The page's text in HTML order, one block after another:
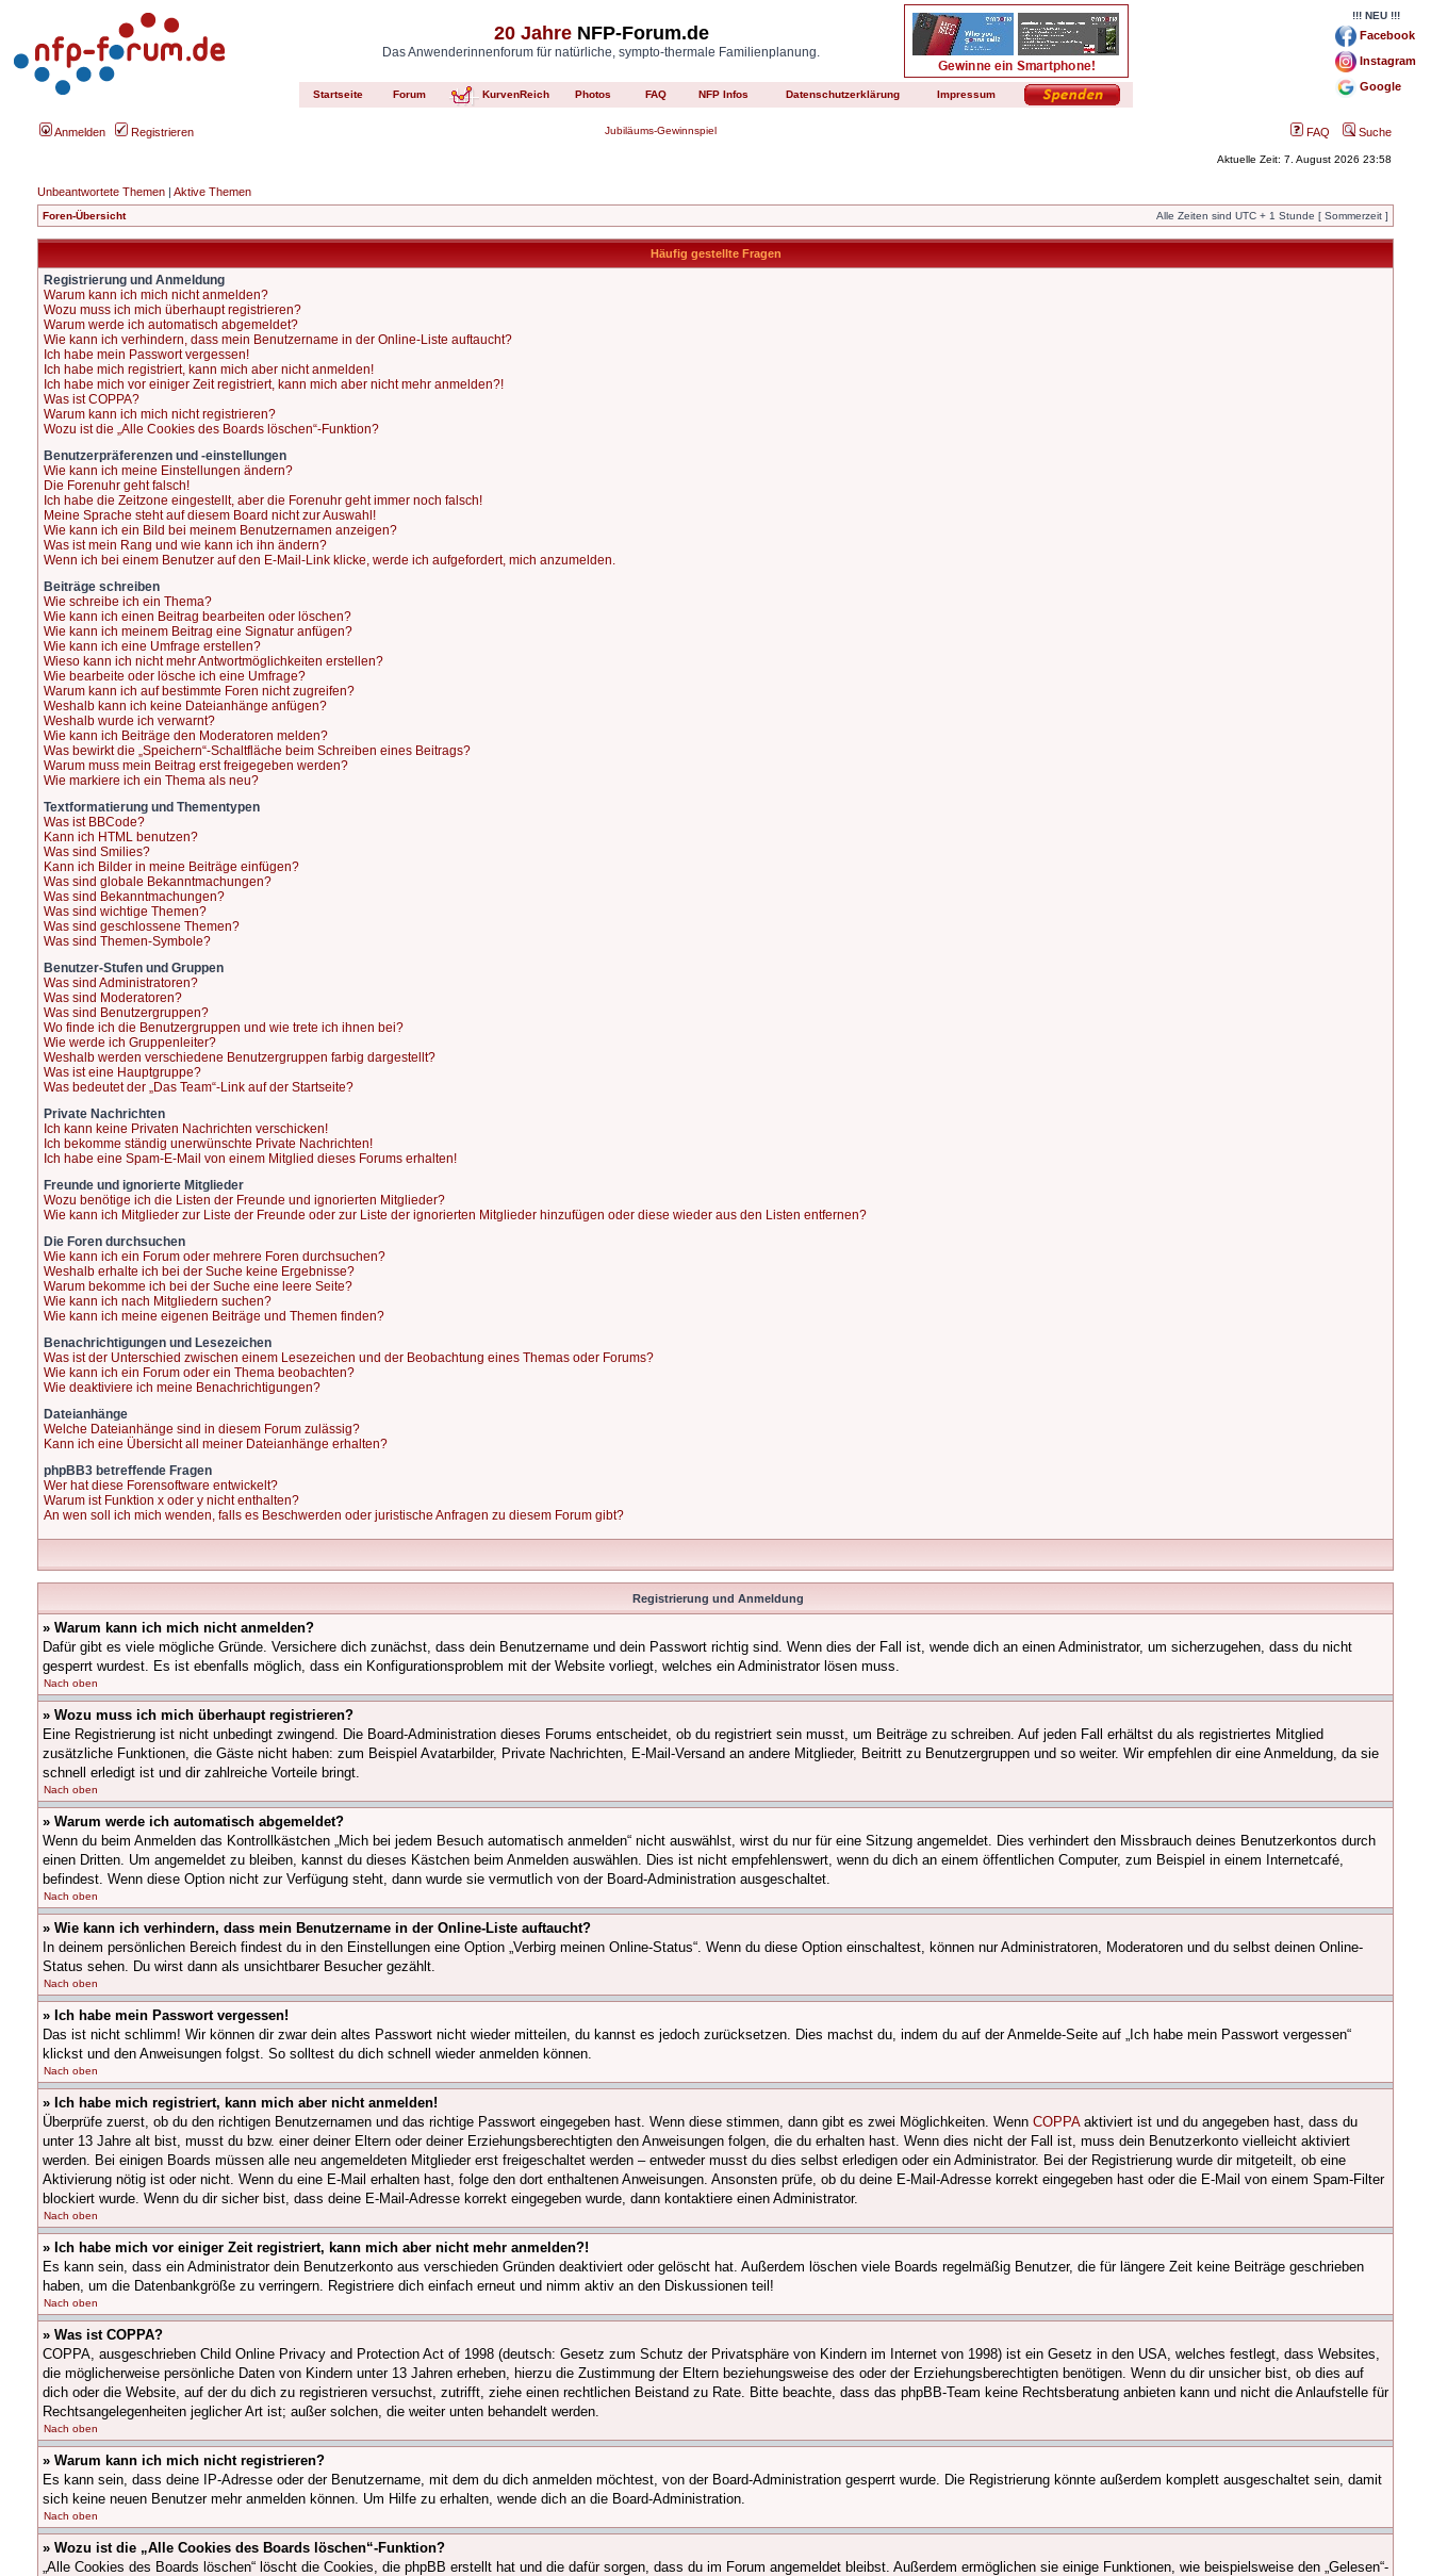
20 JahreNFP-Forum.de
Das Anwenderinnenforum für natürliche, sympto-thermale Familienplanung.
Startseite Forum KurvenReich Photos FAQ NFP Infos Datenschutzerklärung Impressum
!!! NEU !!!
Facebook
Instagram
Google
Anmelden Registrieren Jubiläums-Gewinnspiel FAQ Suche
Aktuelle Zeit: 7. August 2026 23:58
Unbeantwortete Themen | Aktive Themen
Foren-Übersicht Alle Zeiten sind UTC + 1 Stunde [ Sommerzeit ]
Häufig gestellte Fragen
Registrierung und Anmeldung
Warum kann ich mich nicht anmelden?
Wozu muss ich mich überhaupt registrieren?
Warum werde ich automatisch abgemeldet?
Wie kann ich verhindern, dass mein Benutzername in der Online-Liste auftaucht?
Ich habe mein Passwort vergessen!
Ich habe mich registriert, kann mich aber nicht anmelden!
Ich habe mich vor einiger Zeit registriert, kann mich aber nicht mehr anmelden?!
Was ist COPPA?
Warum kann ich mich nicht registrieren?
Wozu ist die „Alle Cookies des Boards löschen“-Funktion?
Benutzerpräferenzen und -einstellungen
Wie kann ich meine Einstellungen ändern?
Die Forenuhr geht falsch!
Ich habe die Zeitzone eingestellt, aber die Forenuhr geht immer noch falsch!
Meine Sprache steht auf diesem Board nicht zur Auswahl!
Wie kann ich ein Bild bei meinem Benutzernamen anzeigen?
Was ist mein Rang und wie kann ich ihn ändern?
Wenn ich bei einem Benutzer auf den E-Mail-Link klicke, werde ich aufgefordert, mich anzumelden.
Beiträge schreiben
Wie schreibe ich ein Thema?
Wie kann ich einen Beitrag bearbeiten oder löschen?
Wie kann ich meinem Beitrag eine Signatur anfügen?
Wie kann ich eine Umfrage erstellen?
Wieso kann ich nicht mehr Antwortmöglichkeiten erstellen?
Wie bearbeite oder lösche ich eine Umfrage?
Warum kann ich auf bestimmte Foren nicht zugreifen?
Weshalb kann ich keine Dateianhänge anfügen?
Weshalb wurde ich verwarnt?
Wie kann ich Beiträge den Moderatoren melden?
Was bewirkt die „Speichern“-Schaltfläche beim Schreiben eines Beitrags?
Warum muss mein Beitrag erst freigegeben werden?
Wie markiere ich ein Thema als neu?
Textformatierung und Thementypen
Was ist BBCode?
Kann ich HTML benutzen?
Was sind Smilies?
Kann ich Bilder in meine Beiträge einfügen?
Was sind globale Bekanntmachungen?
Was sind Bekanntmachungen?
Was sind wichtige Themen?
Was sind geschlossene Themen?
Was sind Themen-Symbole?
Benutzer-Stufen und Gruppen
Was sind Administratoren?
Was sind Moderatoren?
Was sind Benutzergruppen?
Wo finde ich die Benutzergruppen und wie trete ich ihnen bei?
Wie werde ich Gruppenleiter?
Weshalb werden verschiedene Benutzergruppen farbig dargestellt?
Was ist eine Hauptgruppe?
Was bedeutet der „Das Team“-Link auf der Startseite?
Private Nachrichten
Ich kann keine Privaten Nachrichten verschicken!
Ich bekomme ständig unerwünschte Private Nachrichten!
Ich habe eine Spam-E-Mail von einem Mitglied dieses Forums erhalten!
Freunde und ignorierte Mitglieder
Wozu benötige ich die Listen der Freunde und ignorierten Mitglieder?
Wie kann ich Mitglieder zur Liste der Freunde oder zur Liste der ignorierten Mitglieder hinzufügen oder diese wieder aus den Listen entfernen?
Die Foren durchsuchen
Wie kann ich ein Forum oder mehrere Foren durchsuchen?
Weshalb erhalte ich bei der Suche keine Ergebnisse?
Warum bekomme ich bei der Suche eine leere Seite?
Wie kann ich nach Mitgliedern suchen?
Wie kann ich meine eigenen Beiträge und Themen finden?
Benachrichtigungen und Lesezeichen
Was ist der Unterschied zwischen einem Lesezeichen und der Beobachtung eines Themas oder Forums?
Wie kann ich ein Forum oder ein Thema beobachten?
Wie deaktiviere ich meine Benachrichtigungen?
Dateianhänge
Welche Dateianhänge sind in diesem Forum zulässig?
Kann ich eine Übersicht all meiner Dateianhänge erhalten?
phpBB3 betreffende Fragen
Wer hat diese Forensoftware entwickelt?
Warum ist Funktion x oder y nicht enthalten?
An wen soll ich mich wenden, falls es Beschwerden oder juristische Anfragen zu diesem Forum gibt?
Registrierung und Anmeldung
» Warum kann ich mich nicht anmelden?
Dafür gibt es viele mögliche Gründe. Versichere dich zunächst, dass dein Benutzername und dein Passwort richtig sind. Wenn dies der Fall ist, wende dich an einen Administrator, um sicherzugehen, dass du nicht
gesperrt wurdest. Es ist ebenfalls möglich, dass ein Konfigurationsproblem mit der Website vorliegt, welches ein Administrator lösen muss.
Nach oben
» Wozu muss ich mich überhaupt registrieren?
Eine Registrierung ist nicht unbedingt zwingend. Die Board-Administration dieses Forums entscheidet, ob du registriert sein musst, um Beiträge zu schreiben. Auf jeden Fall erhältst du als registriertes Mitglied
zusätzliche Funktionen, die Gäste nicht haben: zum Beispiel Avatarbilder, Private Nachrichten, E-Mail-Versand an andere Mitglieder, Beitritt zu Benutzergruppen und so weiter. Wir empfehlen dir eine Anmeldung, da sie
schnell erledigt ist und dir zahlreiche Vorteile bringt.
Nach oben
» Warum werde ich automatisch abgemeldet?
Wenn du beim Anmelden das Kontrollkästchen „Mich bei jedem Besuch automatisch anmelden“ nicht auswählst, wirst du nur für eine Sitzung angemeldet. Dies verhindert den Missbrauch deines Benutzerkontos durch
einen Dritten. Um angemeldet zu bleiben, kannst du dieses Kästchen beim Anmelden auswählen. Dies ist nicht empfehlenswert, wenn du dich an einem öffentlichen Computer, zum Beispiel in einem Internetcafé,
befindest. Wenn diese Option nicht zur Verfügung steht, dann wurde sie vermutlich von der Board-Administration ausgeschaltet.
Nach oben
» Wie kann ich verhindern, dass mein Benutzername in der Online-Liste auftaucht?
In deinem persönlichen Bereich findest du in den Einstellungen eine Option „Verbirg meinen Online-Status“. Wenn du diese Option einschaltest, können nur Administratoren, Moderatoren und du selbst deinen Online-
Status sehen. Du wirst dann als unsichtbarer Besucher gezählt.
Nach oben
» Ich habe mein Passwort vergessen!
Das ist nicht schlimm! Wir können dir zwar dein altes Passwort nicht wieder mitteilen, du kannst es jedoch zurücksetzen. Dies machst du, indem du auf der Anmelde-Seite auf „Ich habe mein Passwort vergessen“
klickst und den Anweisungen folgst. So solltest du dich schnell wieder anmelden können.
Nach oben
» Ich habe mich registriert, kann mich aber nicht anmelden!
Überprüfe zuerst, ob du den richtigen Benutzernamen und das richtige Passwort eingegeben hast. Wenn diese stimmen, dann gibt es zwei Möglichkeiten. Wenn COPPAaktiviert ist und du angegeben hast, dass du
unter 13 Jahre alt bist, musst du bzw. einer deiner Eltern oder deiner Erziehungsberechtigten den Anweisungen folgen, die du erhalten hast. Wenn dies nicht der Fall ist, muss dein Benutzerkonto vielleicht aktiviert
werden. Bei einigen Boards müssen alle neu angemeldeten Mitglieder erst freigeschaltet werden – entweder musst du dies selbst erledigen oder ein Administrator. Bei der Registrierung wurde dir mitgeteilt, ob eine
Aktivierung nötig ist oder nicht. Wenn du eine E-Mail erhalten hast, folge den dort enthaltenen Anweisungen. Ansonsten prüfe, ob du deine E-Mail-Adresse korrekt eingegeben hast oder die E-Mail von einem Spam-Filter
blockiert wurde. Wenn du dir sicher bist, dass deine E-Mail-Adresse korrekt eingegeben wurde, dann kontaktiere einen Administrator.
Nach oben
» Ich habe mich vor einiger Zeit registriert, kann mich aber nicht mehr anmelden?!
Es kann sein, dass ein Administrator dein Benutzerkonto aus verschieden Gründen deaktiviert oder gelöscht hat. Außerdem löschen viele Boards regelmäßig Benutzer, die für längere Zeit keine Beiträge geschrieben
haben, um die Datenbankgröße zu verringern. Registriere dich einfach erneut und nimm aktiv an den Diskussionen teil!
Nach oben
» Was ist COPPA?
COPPA, ausgeschrieben Child Online Privacy and Protection Act of 1998 (deutsch: Gesetz zum Schutz der Privatsphäre von Kindern im Internet von 1998) ist ein Gesetz in den USA, welches festlegt, dass Websites,
die möglicherweise persönliche Daten von Kindern unter 13 Jahren erheben, hierzu die Zustimmung der Eltern beziehungsweise des oder der Erziehungsberechtigten benötigen. Wenn du dir unsicher bist, ob dies auf
dich oder die Website, auf der du dich zu registrieren versuchst, zutrifft, ziehe einen rechtlichen Beistand zu Rate. Bitte beachte, dass das phpBB-Team keine Rechtsberatung anbieten kann und nicht die Anlaufstelle für
Rechtsangelegenheiten jeglicher Art ist; außer solchen, die weiter unten behandelt werden.
Nach oben
» Warum kann ich mich nicht registrieren?
Es kann sein, dass deine IP-Adresse oder der Benutzername, mit dem du dich anmelden möchtest, von der Board-Administration gesperrt wurde. Die Registrierung könnte außerdem komplett ausgeschaltet sein, damit
sich keine neuen Benutzer mehr anmelden können. Um Hilfe zu erhalten, wende dich an die Board-Administration.
Nach oben
» Wozu ist die „Alle Cookies des Boards löschen“-Funktion?
„Alle Cookies des Boards löschen“ löscht die Cookies, die phpBB erstellt hat und die dafür sorgen, dass du im Forum angemeldet bleibst. Außerdem ermöglichen sie einige Funktionen, wie beispielsweise den „Gelesen“-